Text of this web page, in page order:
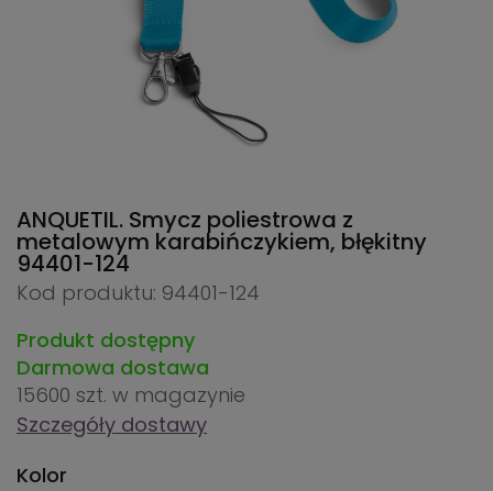
ANQUETIL. Smycz poliestrowa z
metalowym karabińczykiem, błękitny
94401-124
Kod produktu: 94401-124
Produkt dostępny
Darmowa dostawa
15600 szt. w magazynie
Szczegóły dostawy
Kolor